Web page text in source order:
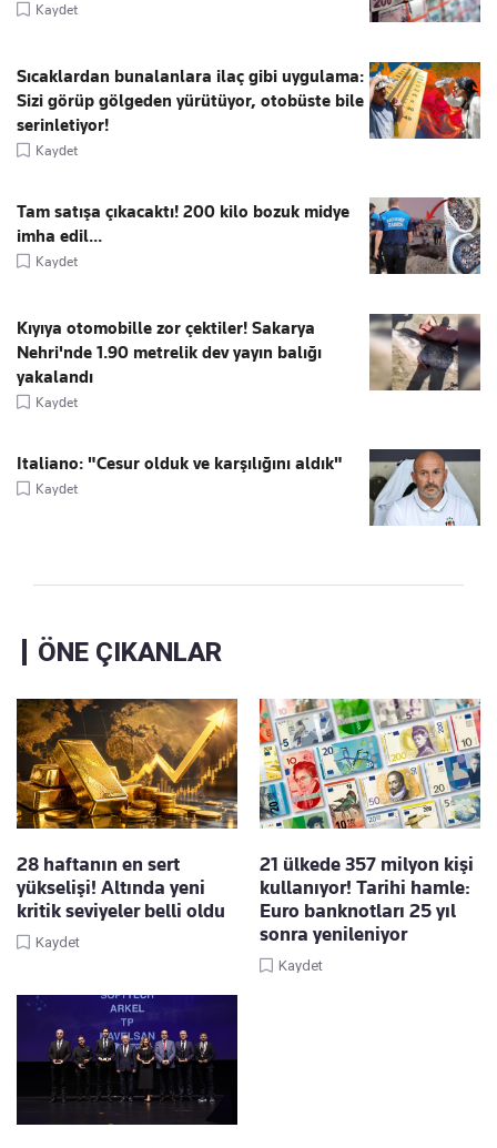
Kaydet
Sıcaklardan bunalanlara ilaç gibi uygulama:
Sizi görüp gölgeden yürütüyor, otobüste bile
serinletiyor!
Kaydet
Tam satışa çıkacaktı! 200 kilo bozuk midye
imha edil...
Kaydet
Kıyıya otomobille zor çektiler! Sakarya
Nehri'nde 1.90 metrelik dev yayın balığı
yakalandı
Kaydet
Italiano: "Cesur olduk ve karşılığını aldık"
Kaydet
ÖNE ÇIKANLAR
28 haftanın en sert
yükselişi! Altında yeni
kritik seviyeler belli oldu
Kaydet
21 ülkede 357 milyon kişi
kullanıyor! Tarihi hamle:
Euro banknotları 25 yıl
sonra yenileniyor
Kaydet